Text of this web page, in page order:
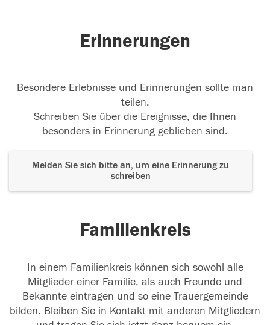
Erinnerungen
Besondere Erlebnisse und Erinnerungen sollte man
teilen.
Schreiben Sie über die Ereignisse, die Ihnen
besonders in Erinnerung geblieben sind.
Melden Sie sich bitte an, um eine Erinnerung zu
schreiben
Familienkreis
In einem Familienkreis können sich sowohl alle
Mitglieder einer Familie, als auch Freunde und
Bekannte eintragen und so eine Trauergemeinde
bilden. Bleiben Sie in Kontakt mit anderen Mitgliedern